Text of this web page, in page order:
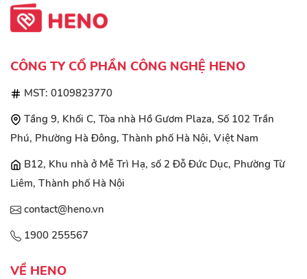
CÔNG TY CỔ PHẦN CÔNG NGHỆ HENO
MST: 0109823770
Tầng 9, Khối C, Tòa nhà Hồ Gươm Plaza, Số 102 Trần
Phú, Phường Hà Đông, Thành phố Hà Nội, Việt Nam
B12, Khu nhà ở Mễ Trì Hạ, số 2 Đỗ Đức Dục, Phường Từ
Liêm, Thành phố Hà Nội
contact@heno.vn
1900 255567
VỀ HENO